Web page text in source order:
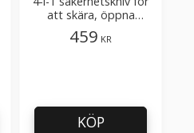
att skära, öppna
förpackningar
459 KR
KÖP